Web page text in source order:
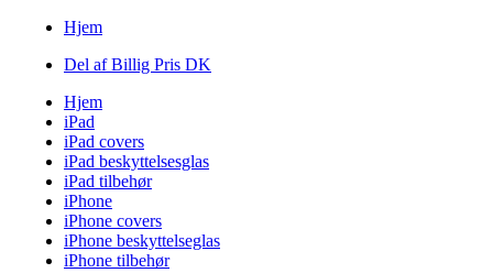
Hjem
Del af Billig Pris DK
Hjem
iPad
iPad covers
iPad beskyttelsesglas
iPad tilbehør
iPhone
iPhone covers
iPhone beskyttelseglas
iPhone tilbehør